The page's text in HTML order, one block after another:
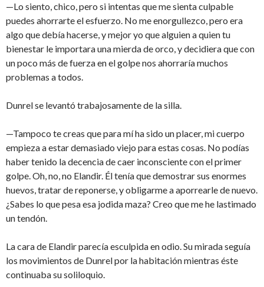
—Lo siento, chico, pero si intentas que me sienta culpable
puedes ahorrarte el esfuerzo. No me enorgullezco, pero era
algo que debía hacerse, y mejor yo que alguien a quien tu
bienestar le importara una mierda de orco, y decidiera que con
un poco más de fuerza en el golpe nos ahorraría muchos
problemas a todos.
Dunrel se levantó trabajosamente de la silla.
—Tampoco te creas que para mí ha sido un placer, mi cuerpo
empieza a estar demasiado viejo para estas cosas. No podías
haber tenido la decencia de caer inconsciente con el primer
golpe. Oh, no, no Elandir. Él tenía que demostrar sus enormes
huevos, tratar de reponerse, y obligarme a aporrearle de nuevo.
¿Sabes lo que pesa esa jodida maza? Creo que me he lastimado
un tendón.
La cara de Elandir parecía esculpida en odio. Su mirada seguía
los movimientos de Dunrel por la habitación mientras éste
continuaba su soliloquio.